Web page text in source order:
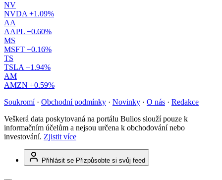
NV
NVDA +1.09%
AA
AAPL +0.60%
MS
MSFT +0.16%
TS
TSLA +1.94%
AM
AMZN +0.59%
Soukromí · Obchodní podmínky · Novinky · O nás · Redakce
Veškerá data poskytovaná na portálu Bulios slouží pouze k
informačním účelům a nejsou určena k obchodování nebo
investování. Zjistit více
Přihlásit se Přizpůsobte si svůj feed